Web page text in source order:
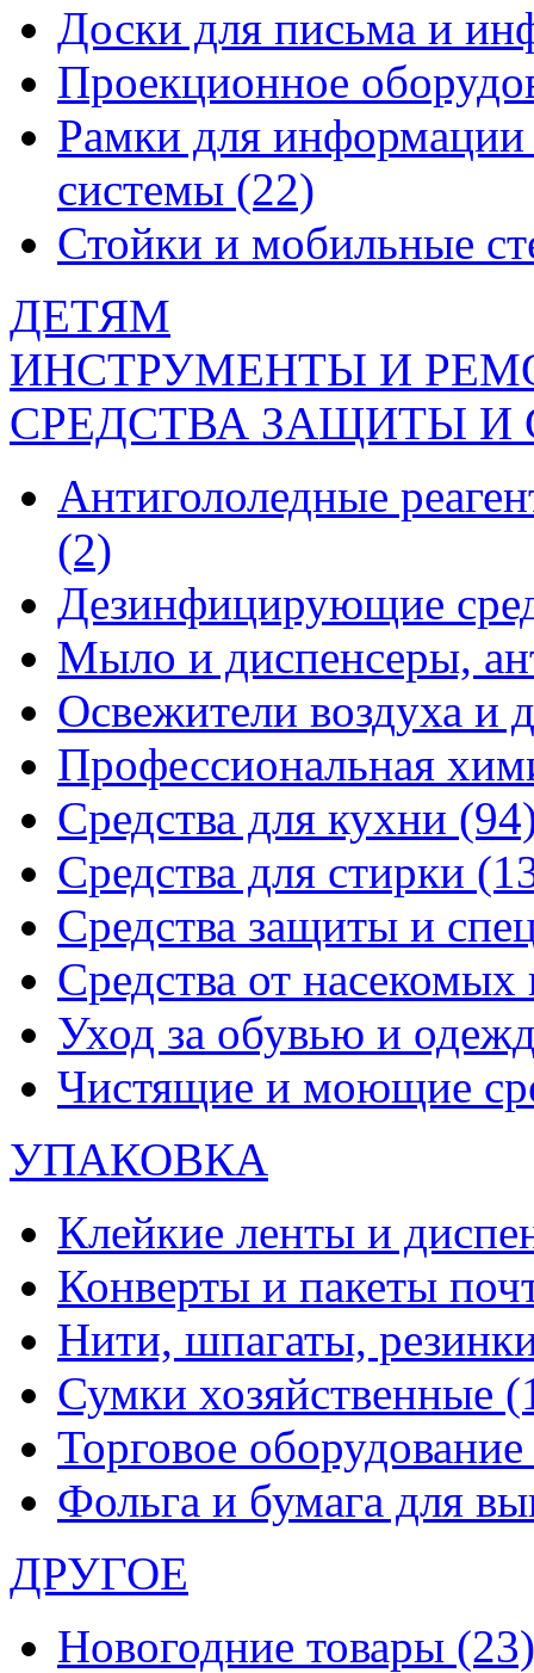
Доски для письма и
Проекционное
Рамки для
системы (22)
Стойки и мобильные
ДЕТЯМ
ИНСТРУМЕНТЫ И
СРЕДСТВА ЗАЩИТЫ
Антигололедные
(2)
Дезинфицирующие
Мыло и диспенсеры,
Освежители воздуха и
Профессиональная
Средства для кухни
Средства для стирки
Средства защиты и
Средства от
Уход за обувью и
Чистящие и моющие
УПАКОВКА
Клейкие ленты и
Конверты и пакеты
Нити, шпагаты,
Сумки хозяйственные
Торговое оборудование
Фольга и бумага для
ДРУГОЕ
Новогодние товары (23)